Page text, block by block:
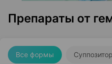
Препараты от
Все формы